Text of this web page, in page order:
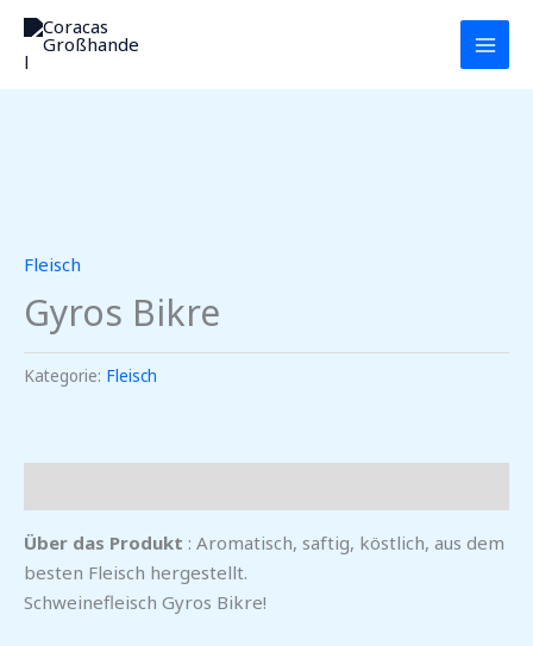
Zum
Inhalt
springen
Fleisch
Gyros Bikre
Kategorie: Fleisch
Über das Produkt : Aromatisch, saftig, köstlich, aus dem
besten Fleisch hergestellt.
Schweinefleisch Gyros Bikre!